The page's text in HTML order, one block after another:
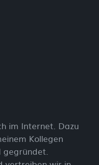
im Internet. Dazu
Kollegen